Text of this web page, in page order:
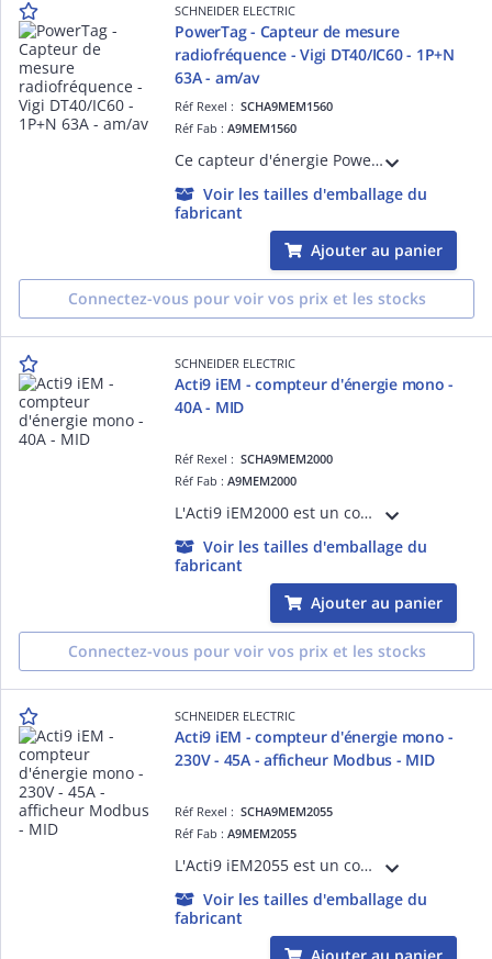
SCHNEIDER ELECTRIC
PowerTag - Capteur de mesure
radiofréquence - Vigi DT40/IC60 - 1P+N
63A - am/av
Réf Rexel :SCHA9MEM1560
Réf Fab :A9MEM1560
Ce capteur d'énergie PowerTag Energy est un périphérique sans fil monté en amont/aval sur un disjoncteur et connecté aux passerelles de com. PAS400/600/800 via la com. sans fil. En radiofréquence 63A pour Vigi iC60 1P+N et auto-alimenté.
Voir les tailles d'emballage du
fabricant
Ajouter au panier
Connectez-vous pour voir vos prix et les stocks
SCHNEIDER ELECTRIC
Acti9 iEM - compteur d'énergie mono -
40A - MID
Réf Rexel :SCHA9MEM2000
Réf Fab :A9MEM2000
L'Acti9 iEM2000 est un compteur d'énergie électrique monophasé 40A conçu pour la mesure de l'énergie consommée par un circuit élec. Auto-alimenté, il fournit une mesure directe sans transfo. de courant ou alim. auxiliaire. Certif. MID.
Voir les tailles d'emballage du
fabricant
Ajouter au panier
Connectez-vous pour voir vos prix et les stocks
SCHNEIDER ELECTRIC
Acti9 iEM - compteur d'énergie mono -
230V - 45A - afficheur Modbus - MID
Réf Rexel :SCHA9MEM2055
Réf Fab :A9MEM2055
L'Acti9 iEM2055 est un compteur d'énergie monophasé 45A doté d'un afficheur LCD Modbus. Un voyant LED rouge permet également la visualisation de l'état de comptage et de l'activité de l'appareil. Dispositif certifié MID.
Voir les tailles d'emballage du
fabricant